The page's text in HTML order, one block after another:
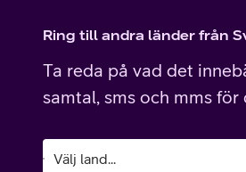
iPhone
Samsung Galaxy
Alla mobiltelefoner
Ring till andra länder från
Ta reda på vad det
samtal, sms och mms